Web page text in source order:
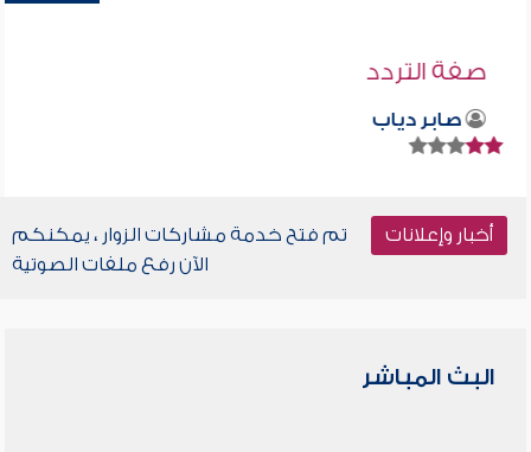
صفة التردد
صابر دياب
أخبار وإعلانات
تم فتح خدمة مشاركات الزوار ، يمكنكم
الآن رفع ملفات الصوتية
البث المباشر